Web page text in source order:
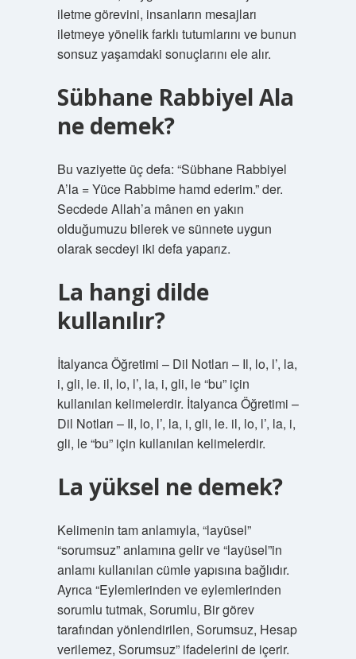
iletme görevini, insanların mesajları
iletmeye yönelik farklı tutumlarını ve bunun
sonsuz yaşamdaki sonuçlarını ele alır.
Sübhane Rabbiyel Ala
ne demek?
Bu vaziyette üç defa: “Sübhane Rabbiyel
A’la = Yüce Rabbime hamd ederim.” der.
Secdede Allah’a mânen en yakın
olduğumuzu bilerek ve sünnete uygun
olarak secdeyi iki defa yaparız.
La hangi dilde
kullanılır?
İtalyanca Öğretimi – Dil Notları – Il, lo, l’, la,
i, gli, le. il, lo, l’, la, i, gli, le “bu” için
kullanılan kelimelerdir. İtalyanca Öğretimi –
Dil Notları – Il, lo, l’, la, i, gli, le. il, lo, l’, la, i,
gli, le “bu” için kullanılan kelimelerdir.
La yüksel ne demek?
Kelimenin tam anlamıyla, “layüsel”
“sorumsuz” anlamına gelir ve “layüsel”in
anlamı kullanılan cümle yapısına bağlıdır.
Ayrıca “Eylemlerinden ve eylemlerinden
sorumlu tutmak, Sorumlu, Bir görev
tarafından yönlendirilen, Sorumsuz, Hesap
verilemez, Sorumsuz” ifadelerini de içerir.